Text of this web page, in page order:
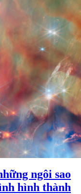
ngôi sao
hình thành